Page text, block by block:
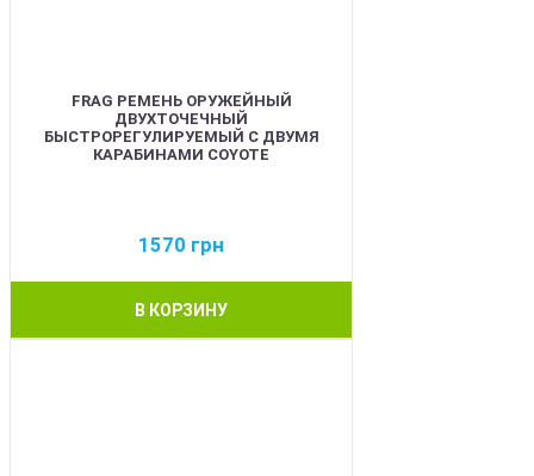
FRAG РЕМЕНЬ ОРУЖЕЙНЫЙ
ДВУХТОЧЕЧНЫЙ
БЫСТРОРЕГУЛИРУЕМЫЙ С ДВУМЯ
КАРАБИНАМИ COYOTE
1570 грн
В КОРЗИНУ